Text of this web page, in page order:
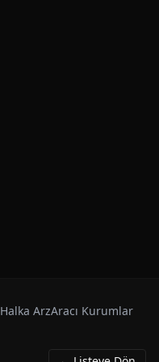
Halka ArzAracı Kurumlar